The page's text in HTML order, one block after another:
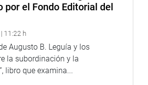
por el Fondo Editorial del
11:22 h
Augusto B. Leguía y los
la subordinación y la
libro que examina...